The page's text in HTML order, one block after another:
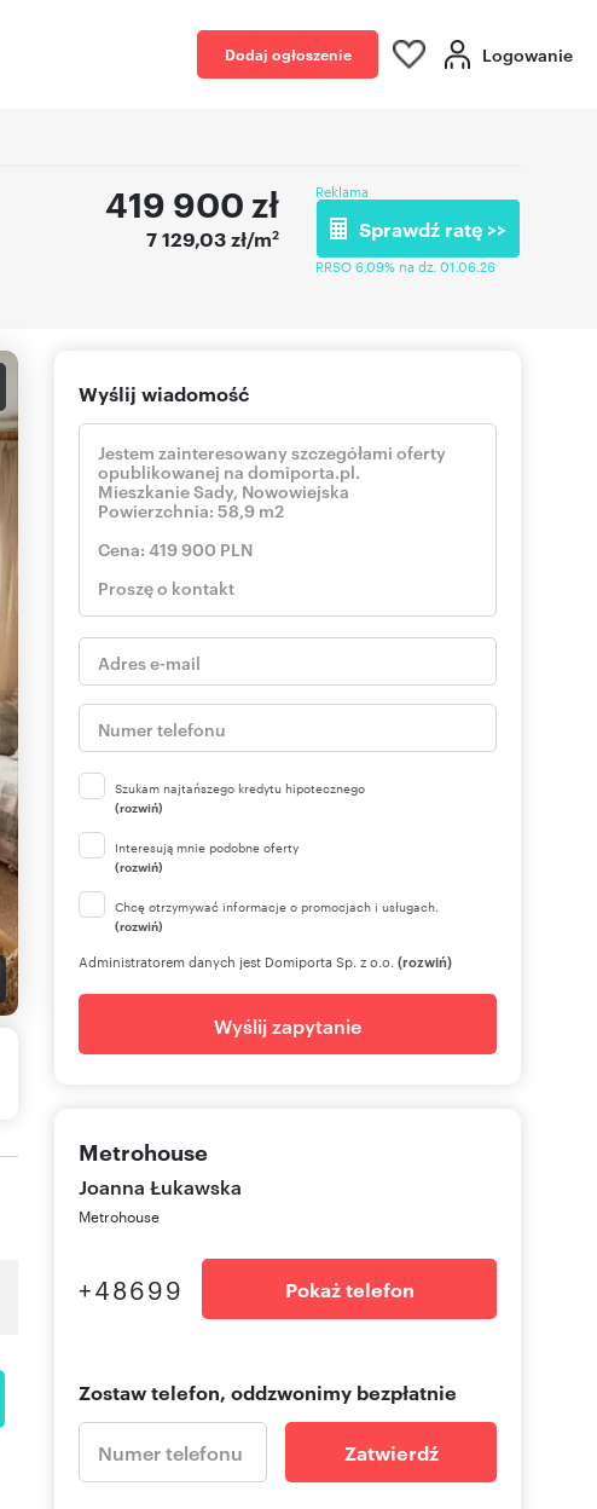
Dodaj ogłoszenie Logowanie
419 900 zł
7 129,03 zł/m2
Reklama
Sprawdź ratę >>
RRSO 6,09% na dz. 01.06.26
Wyślij wiadomość
Szukam najtańszego kredytu hipotecznego
(rozwiń)
Interesują mnie podobne oferty
(rozwiń)
Chcę otrzymywać informacje o promocjach i usługach.
(rozwiń)
Administratorem danych jest Domiporta Sp. z o.o. (rozwiń)
Wyślij zapytanie
Metrohouse
Joanna Łukawska
Metrohouse
+48699 Pokaż telefon
Zostaw telefon, oddzwonimy bezpłatnie
Zatwierdź